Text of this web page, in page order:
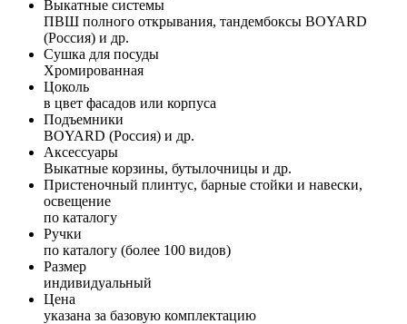
Выкатные системы
ПВШ полного открывания, тандембоксы BOYARD
(Россия) и др.
Сушка для посуды
Хромированная
Цоколь
в цвет фасадов или корпуса
Подъемники
BOYARD (Россия) и др.
Аксессуары
Выкатные корзины, бутылочницы и др.
Пристеночный плинтус, барные стойки и навески,
освещение
по каталогу
Ручки
по каталогу (более 100 видов)
Размер
индивидуальный
Цена
указана за базовую комплектацию